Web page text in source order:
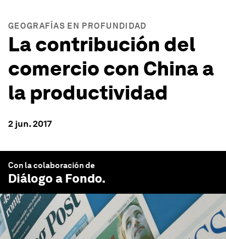
GEOGRAFÍAS EN PROFUNDIDAD
La contribución del
comercio con China a
la productividad
2 jun. 2017
Con la colaboración de
Diálogo a Fondo.